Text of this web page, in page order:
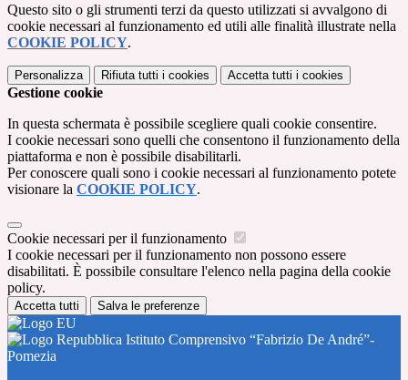
Questo sito o gli strumenti terzi da questo utilizzati si avvalgono di
cookie necessari al funzionamento ed utili alle finalità illustrate nella
COOKIE POLICY.
Personalizza Rifiuta tutti i cookies Accetta tutti i cookies
Gestione cookie
In questa schermata è possibile scegliere quali cookie consentire.
I cookie necessari sono quelli che consentono il funzionamento della
piattaforma e non è possibile disabilitarli.
Per conoscere quali sono i cookie necessari al funzionamento potete
visionare la COOKIE POLICY.
Cookie necessari per il funzionamento
I cookie necessari per il funzionamento non possono essere
disabilitati. È possibile consultare l'elenco nella pagina della cookie
policy.
Accetta tutti Salva le preferenze
Istituto Comprensivo “Fabrizio De André”-
Pomezia